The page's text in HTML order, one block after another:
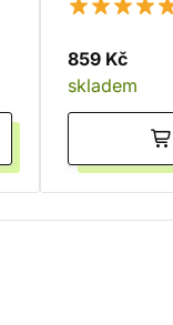
859 Kč
skladem